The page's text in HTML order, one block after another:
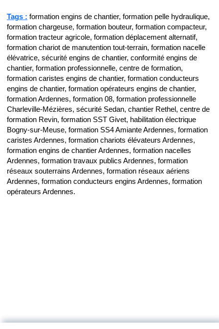
Tags : formation engins de chantier, formation pelle hydraulique,
formation chargeuse, formation bouteur, formation compacteur,
formation tracteur agricole, formation déplacement alternatif,
formation chariot de manutention tout-terrain, formation nacelle
élévatrice, sécurité engins de chantier, conformité engins de
chantier, formation professionnelle, centre de formation,
formation caristes engins de chantier, formation conducteurs
engins de chantier, formation opérateurs engins de chantier,
formation Ardennes, formation 08, formation professionnelle
Charleville-Mézières, sécurité Sedan, chantier Rethel, centre de
formation Revin, formation SST Givet, habilitation électrique
Bogny-sur-Meuse, formation SS4 Amiante Ardennes, formation
caristes Ardennes, formation chariots élévateurs Ardennes,
formation engins de chantier Ardennes, formation nacelles
Ardennes, formation travaux publics Ardennes, formation
réseaux souterrains Ardennes, formation réseaux aériens
Ardennes, formation conducteurs engins Ardennes, formation
opérateurs Ardennes.